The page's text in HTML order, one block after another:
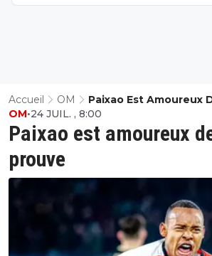
Accueil OM Paixao Est Amoureux
Paixao est amoureux
prouve
OM•24 JUIL. , 8:00